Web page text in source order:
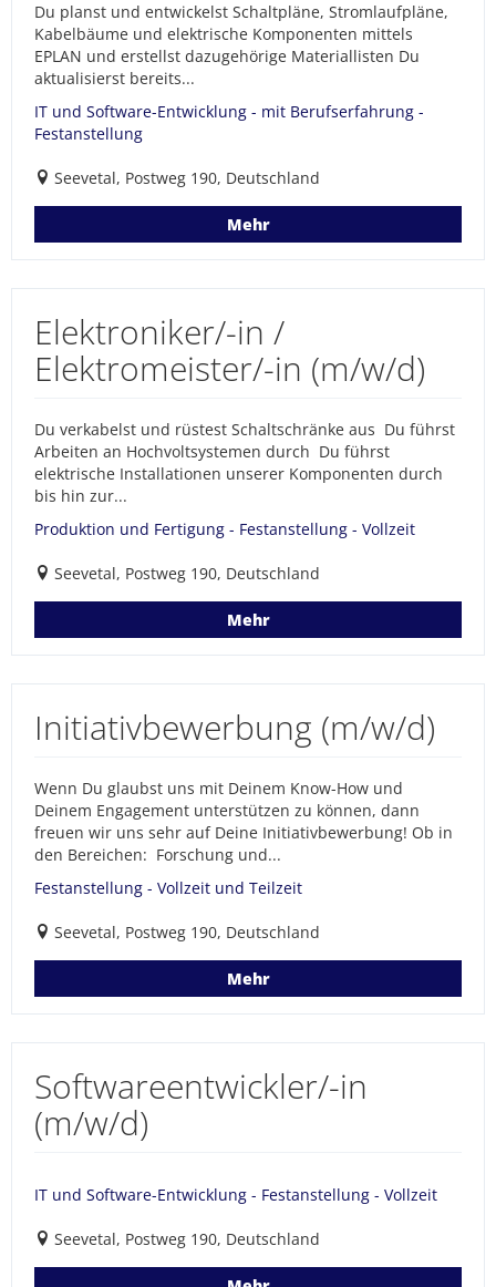
Du planst und entwickelst Schaltpläne, Stromlaufpläne,
Kabelbäume und elektrische Komponenten mittels
EPLAN und erstellst dazugehörige Materiallisten Du
aktualisierst bereits...
IT und Software-Entwicklung - mit Berufserfahrung -
Festanstellung
Seevetal, Postweg 190, Deutschland
Mehr
Elektroniker/-in /
Elektromeister/-in (m/w/d)
Du verkabelst und rüstest Schaltschränke aus Du führst
Arbeiten an Hochvoltsystemen durch Du führst
elektrische Installationen unserer Komponenten durch
bis hin zur...
Produktion und Fertigung - Festanstellung - Vollzeit
Seevetal, Postweg 190, Deutschland
Mehr
Initiativbewerbung (m/w/d)
Wenn Du glaubst uns mit Deinem Know-How und
Deinem Engagement unterstützen zu können, dann
freuen wir uns sehr auf Deine Initiativbewerbung! Ob in
den Bereichen: Forschung und...
Festanstellung - Vollzeit und Teilzeit
Seevetal, Postweg 190, Deutschland
Mehr
Softwareentwickler/-in
(m/w/d)
IT und Software-Entwicklung - Festanstellung - Vollzeit
Seevetal, Postweg 190, Deutschland